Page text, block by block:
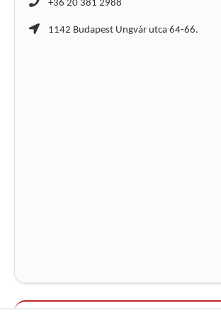
+36 20 381 2988
1142 Budapest Ungvár utca 64-66.